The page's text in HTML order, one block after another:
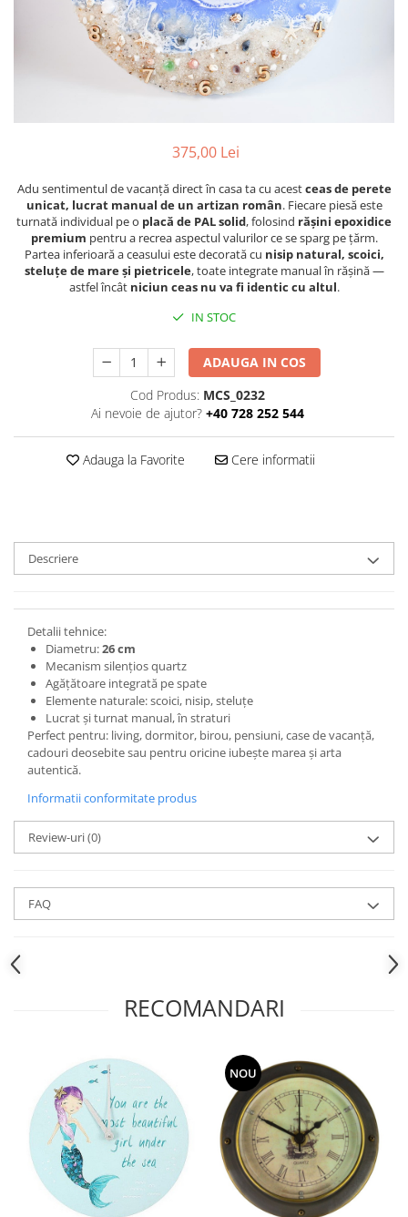
Barci, vapoare, ambarcatiuni
Decoratiuni care se agata
375,00 Lei
Adu sentimentul de vacanță direct în casa ta cu acestceas de perete
unicat, lucrat manual de un artizan român. Fiecare piesă este
turnată individual pe o placă de PAL solid, folosind rășini epoxidice
premium pentru a recrea aspectul valurilor ce se sparg pe țărm.
Partea inferioară a ceasului este decorată cu nisip natural, scoici,
steluțe de mare și pietricele, toate integrate manual în rășină —
astfel încât niciun ceas nu va fi identic cu altul.
IN STOC
ADAUGA IN COS
Cod Produs: MCS_0232
Ai nevoie de ajutor? +40 728 252 544
Adauga la Favorite Cere informatii
Descriere
Detalii tehnice:
Diametru:26 cm
Mecanism silențios quartz
Agățătoare integrată pe spate
Elemente naturale: scoici, nisip, steluțe
Lucrat și turnat manual, în straturi
Perfect pentru: living, dormitor, birou, pensiuni, case de vacanță,
cadouri deosebite sau pentru oricine iubește marea și arta
autentică.
Informatii conformitate produs
Review-uri(0)
FAQ
RECOMANDARI
NOU